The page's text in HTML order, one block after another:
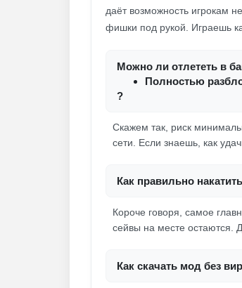
даёт возможность игрокам
фишки под рукой. Играешь
Можно ли отлететь в
Полностью
?
Скажем так, риск
сети. Если знаешь, как
Как правильно
Короче говоря, самое
сейвы на месте остаются.
Как скачать мод без